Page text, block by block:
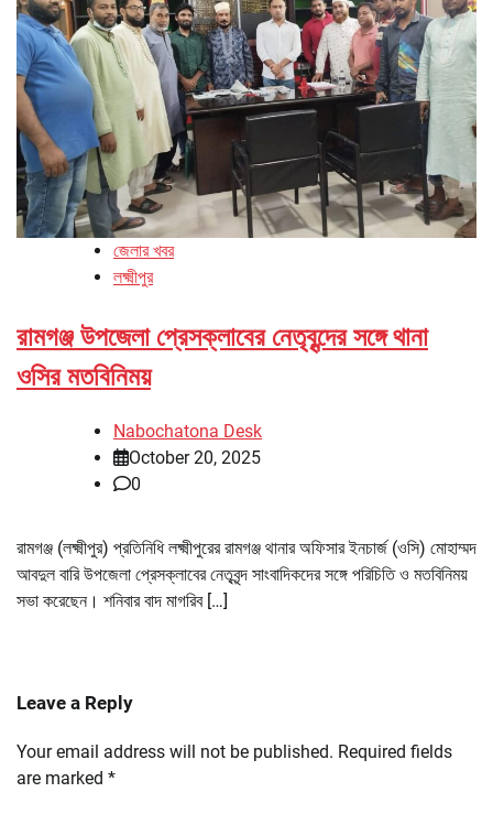
জেলার খবর
লক্ষ্মীপুর
রামগঞ্জ উপজেলা প্রেসক্লাবের নেতৃবৃন্দের সঙ্গে থানা
ওসির মতবিনিময়
Nabochatona Desk
October 20, 2025
0
রামগঞ্জ (লক্ষ্মীপুর) প্রতিনিধি লক্ষ্মীপুরের রামগঞ্জ থানার অফিসার ইনচার্জ (ওসি) মোহাম্মদ
আবদুল বারি উপজেলা প্রেসক্লাবের নেতৃবৃন্দ সাংবাদিকদের সঙ্গে পরিচিতি ও মতবিনিময়
সভা করেছেন। শনিবার বাদ মাগরিব […]
Leave a Reply
Your email address will not be published. Required fields
are marked *